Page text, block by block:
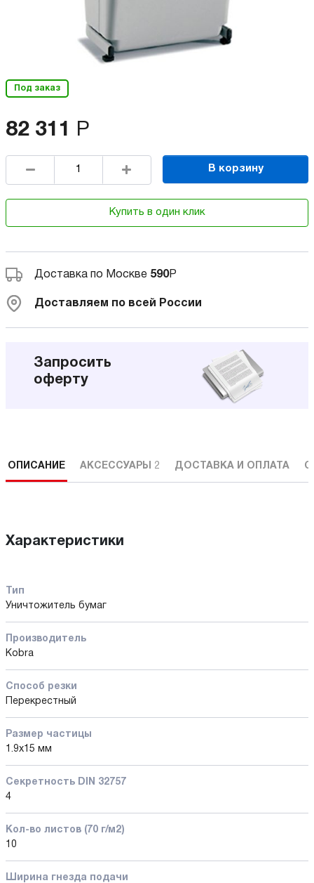
Под заказ
82 311 Р
В корзину
Купить в один клик
Доставка по Москве 590Р
Доставляем по всей России
Запросить
оферту
ОПИСАНИЕ АКСЕССУАРЫ 2 ДОСТАВКА И ОПЛАТА
Характеристики
Тип
Уничтожитель бумаг
Производитель
Kobra
Способ резки
Перекрестный
Размер частицы
1.9x15 мм
Секретность DIN 32757
4
Кол-во листов (70 г/м2)
10
Ширина гнезда подачи